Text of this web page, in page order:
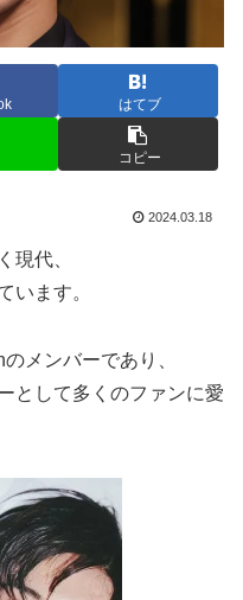
はてブ
コピー
2024.03.18
現代、
います。
メンバーであり、
として多くのファンに愛